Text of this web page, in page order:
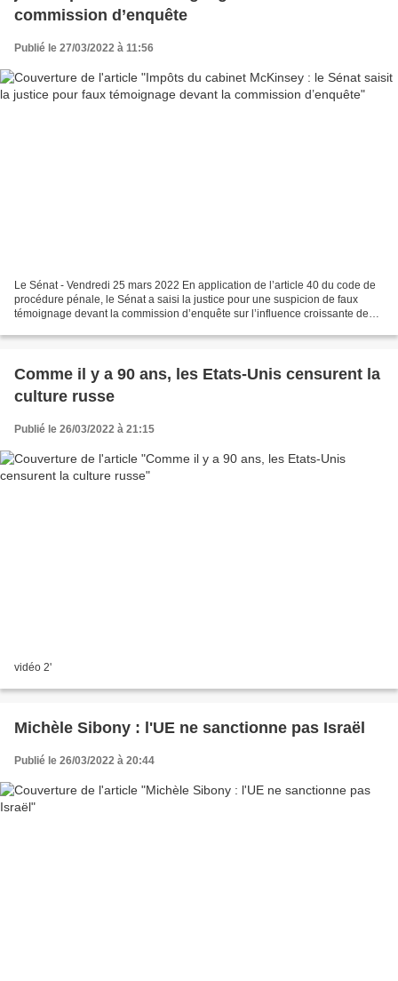
commission d’enquête
Publié le 27/03/2022 à 11:56
Le Sénat - Vendredi 25 mars 2022 En application de l’article 40 du code de
procédure pénale, le Sénat a saisi la justice pour une suspicion de faux
témoignage devant la commission d’enquête sur l’influence croissante des
Comme il y a 90 ans, les Etats-Unis censurent la
culture russe
Publié le 26/03/2022 à 21:15
vidéo 2'
Michèle Sibony : l'UE ne sanctionne pas Israël
Publié le 26/03/2022 à 20:44